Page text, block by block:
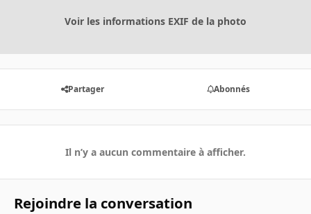
Voir les informations EXIF de la photo
Partager Abonnés
Il n’y a aucun commentaire à afficher.
Rejoindre la conversation